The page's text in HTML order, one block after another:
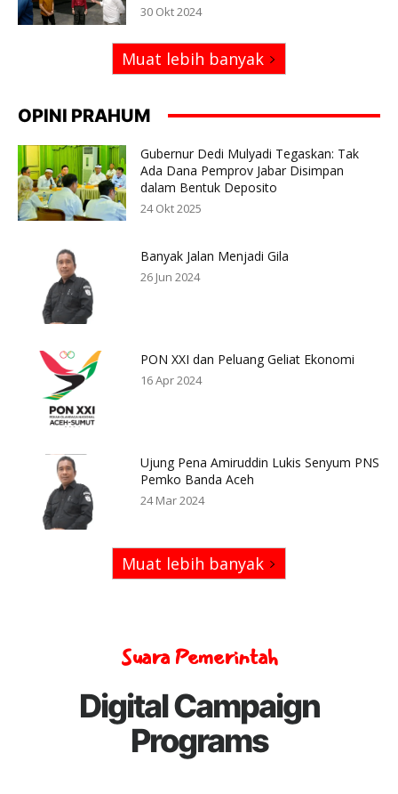
30 Okt 2024
Muat lebih banyak
OPINI PRAHUM
Gubernur Dedi Mulyadi Tegaskan: Tak
Ada Dana Pemprov Jabar Disimpan
dalam Bentuk Deposito
24 Okt 2025
Banyak Jalan Menjadi Gila
26 Jun 2024
PON XXI dan Peluang Geliat Ekonomi
16 Apr 2024
Ujung Pena Amiruddin Lukis Senyum PNS
Pemko Banda Aceh
24 Mar 2024
Muat lebih banyak
Suara Pemerintah
Digital Campaign
Programs